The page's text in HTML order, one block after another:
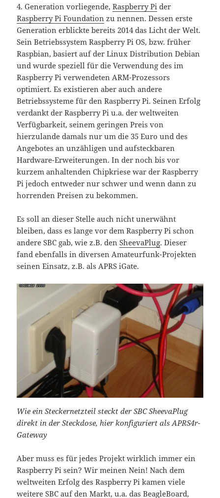
4. Generation vorliegende,Raspberry Pi der
Raspberry Pi Foundation zu nennen. Dessen erste
Generation erblickte bereits 2014 das Licht der Welt.
Sein Betriebssystem Raspberry Pi OS, bzw. früher
Raspbian, basiert auf der Linux Distribution Debian
und wurde speziell für die Verwendung des im
Raspberry Pi verwendeten ARM-Prozessors
optimiert. Es existieren aber auch andere
Betriebssysteme für den Raspberry Pi. Seinen Erfolg
verdankt der Raspberry Pi u.a. der weltweiten
Verfügbarkeit, seinem geringen Preis von
hierzulande damals nur um die 35 Euro und des
Angebotes an unzähligen und aufsteckbaren
Hardware-Erweiterungen. In der noch bis vor
kurzem anhaltenden Chipkriese war der Raspberry
Pi jedoch entweder nur schwer und wenn dann zu
horrenden Preisen zu bekommen.
Es soll an dieser Stelle auch nicht unerwähnt
bleiben, dass es lange vor dem Raspberry Pi schon
andere SBC gab, wie z.B. denSheevaPlug. Dieser
fand ebenfalls in diversen Amateurfunk-Projekten
seinen Einsatz, z.B. als APRS iGate.
Wie ein Steckernetzteil steckt der SBC SheevaPlug
direkt in der Steckdose, hier konfiguriert als APRS4r-
Gateway
Aber muss es für jedes Projekt wirklich immer ein
Raspberry Pi sein? Wir meinen Nein! Nach dem
weltweiten Erfolg des Raspberry Pi kamen viele
weitere SBC auf den Markt, u.a. das BeagleBoard,